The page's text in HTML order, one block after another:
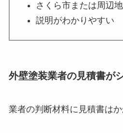
さくら市または周辺
説明がわかりやすい
外壁塗装業者の見積書が
業者の判断材料に見積書はか